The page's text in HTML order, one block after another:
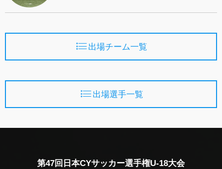
出場チーム一覧
出場選手一覧
第47回日本CYサッカー選手権U-18大会